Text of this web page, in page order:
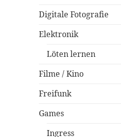
Digitale Fotografie
Elektronik
Löten lernen
Filme / Kino
Freifunk
Games
Ingress